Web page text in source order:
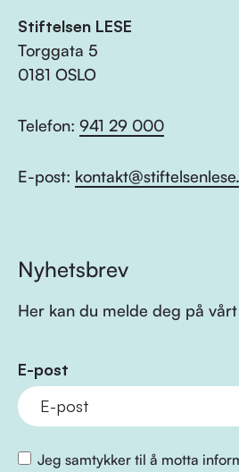
Stiftelsen LESE
Torggata 5
0181 OSLO
Telefon: 941 29 000
E-post:
Nyhetsbrev
Her kan du melde deg på
E-post
Jeg samtykker til å motta